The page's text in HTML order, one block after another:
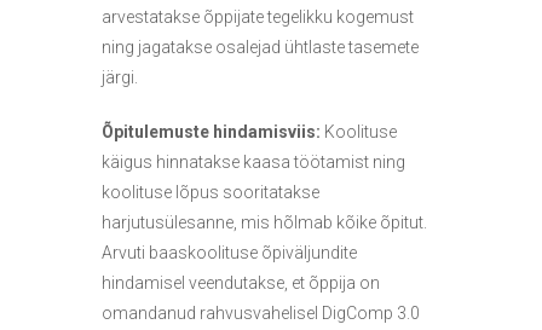
arvestatakse õppijate tegelikku kogemust
ning jagatakse osalejad ühtlaste tasemete
järgi.
Õpitulemuste hindamisviis: Koolituse
käigus hinnatakse kaasa töötamist ning
koolituse lõpus sooritatakse
harjutusülesanne, mis hõlmab kõike õpitut.
Arvuti baaskoolituse õpiväljundite
hindamisel veendutakse, et õppija on
omandanud rahvusvahelisel DigComp 3.0